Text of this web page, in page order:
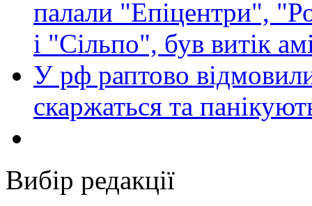
палали "Епіцентри",
і "Сільпо", був витік
У рф раптово
скаржаться та
Вибір редакції